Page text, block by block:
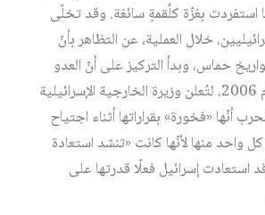
استفردت بغزّة كلُقمةٍ سائغة. وقد تخلّى
خلال العملية، عن التظاهر بأنّ
حماس، وبدأ التركيز على أنّ العدو
الفعلي هو ذاكرة عام 2006، لتُعلن وزيرة الخارجية الإسرائيلية
أنّها «فخورة» بقراراتها أثناء اجتياح
واحد منها لأنّها كانت «تنشد استعادة
استعادت إسرائيل فعلًا قدرتها على